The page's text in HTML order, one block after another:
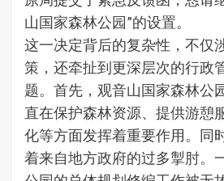
山国家森林公园”的设置。
这一决定背后的复杂性，不仅
策，还牵扯到更深层次的行政
题。首先，观音山国家森林公
直在保护森林资源、提供游憩
化等方面发挥着重要作用。同
着来自地方政府的过多掣肘。